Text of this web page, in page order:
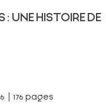
: UNE HISTOIRE DE
| 176 pages